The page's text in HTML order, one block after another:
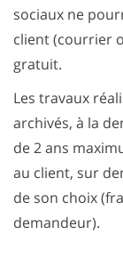
sociaux ne
client (courrier
gratuit.
Les travaux
archivés, à la
de 2 ans
au client, sur
de son choix
demandeur).